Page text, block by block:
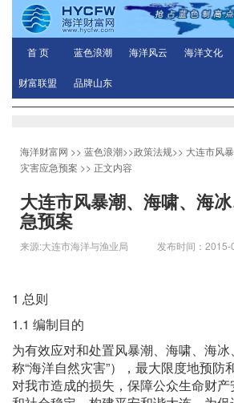
首 页 蓝色浪潮 海洋风云 海洋文化
财富联盟 品牌山东
海洋财富网 >> 蓝色浪潮>>政策法规>> 大连市风
灾害应急预案 >> 正文内容
大连市风暴潮、海啸、海
急预案
来源:大连市海洋与渔业局 发布时间：2015-
1 总则
1.1 编制目的
为有效应对和处置风暴潮、海啸、海
称“海洋自然灾害”），最大限度地预防
对我市造成的损失，保障公众生命财